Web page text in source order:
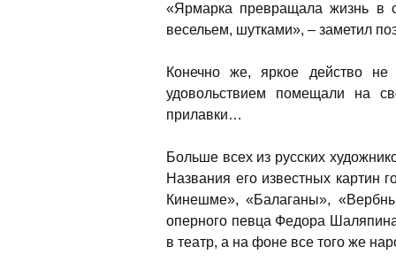
«Ярмарка превращала жизнь в
весельем, шутками», – заметил
Конечно же, яркое действо
удовольствием помещали на
прилавки…
Больше всех из русских
Названия его известных картин
Кинешме», «Балаганы»,
оперного певца Федора
в театр, а на фоне все того же